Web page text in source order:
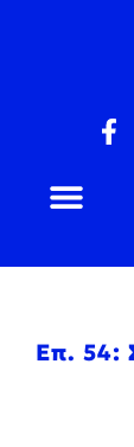
Επ. 54: